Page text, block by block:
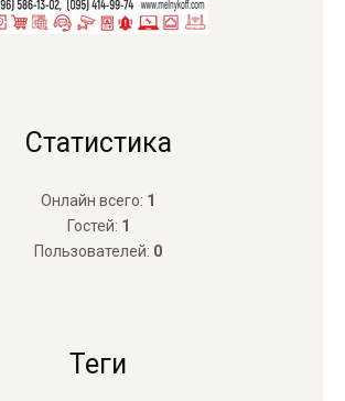
Статистика
Онлайн всего: 1
Гостей: 1
Пользователей: 0
Теги